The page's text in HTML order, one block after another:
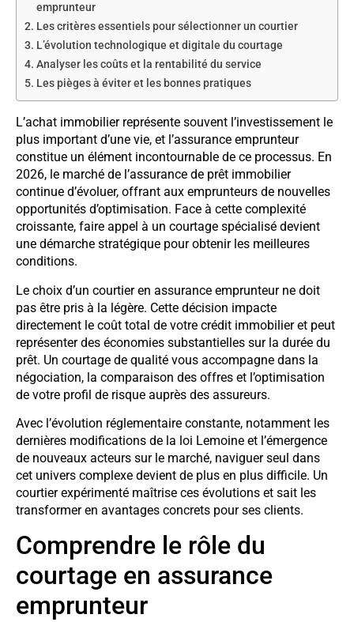
emprunteur
Les critères essentiels pour sélectionner un courtier
L’évolution technologique et digitale du courtage
Analyser les coûts et la rentabilité du service
Les pièges à éviter et les bonnes pratiques
L’achat immobilier représente souvent l’investissement le
plus important d’une vie, et l’assurance emprunteur
constitue un élément incontournable de ce processus. En
2026, le marché de l’assurance de prêt immobilier
continue d’évoluer, offrant aux emprunteurs de nouvelles
opportunités d’optimisation. Face à cette complexité
croissante, faire appel à un courtage spécialisé devient
une démarche stratégique pour obtenir les meilleures
conditions.
Le choix d’un courtier en assurance emprunteur ne doit
pas être pris à la légère. Cette décision impacte
directement le coût total de votre crédit immobilier et peut
représenter des économies substantielles sur la durée du
prêt. Un courtage de qualité vous accompagne dans la
négociation, la comparaison des offres et l’optimisation
de votre profil de risque auprès des assureurs.
Avec l’évolution réglementaire constante, notamment les
dernières modifications de la loi Lemoine et l’émergence
de nouveaux acteurs sur le marché, naviguer seul dans
cet univers complexe devient de plus en plus difficile. Un
courtier expérimenté maîtrise ces évolutions et sait les
transformer en avantages concrets pour ses clients.
Comprendre le rôle du
courtage en assurance
emprunteur